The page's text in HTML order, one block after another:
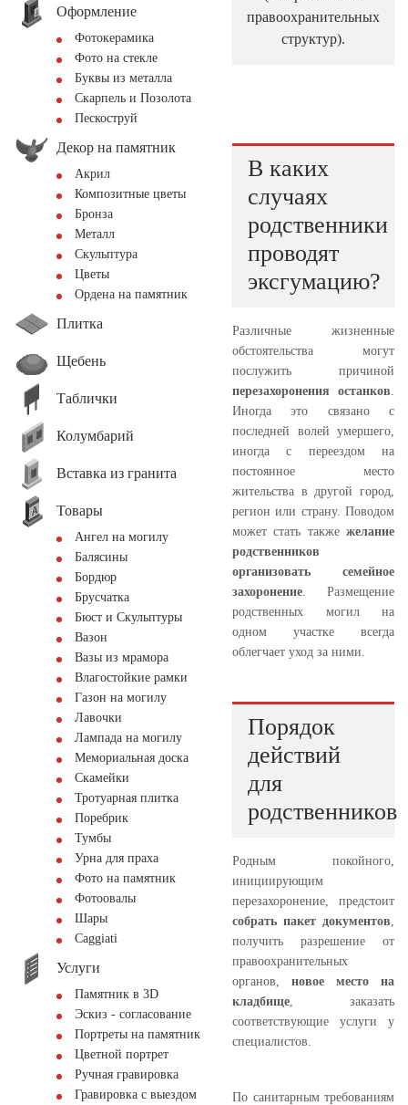
Оформление
Фотокерамика
Фото на стекле
Буквы из металла
Скарпель и Позолота
Пескоструй
Декор на памятник
Акрил
Композитные цветы
Бронза
Металл
Скульптура
Цветы
Ордена на памятник
Плитка
Щебень
Таблички
Колумбарий
Вставка из гранита
Товары
Ангел на могилу
Балясины
Бордюр
Брусчатка
Бюст и Скульптуры
Вазон
Вазы из мрамора
Влагостойкие рамки
Газон на могилу
Лавочки
Лампада на могилу
Мемориальная доска
Скамейки
Тротуарная плитка
Поребрик
Тумбы
Урна для праха
Фото на памятник
Фотоовалы
Шары
Сaggiati
Услуги
Памятник в 3D
Эскиз - согласование
Портреты на памятник
Цветной портрет
Ручная гравировка
Гравировка с выездом
правоохранительных
структур).
В каких
случаях
родственники
проводят
эксгумацию?
Различные жизненные
обстоятельства могут
послужить причиной
перезахоронения останков
Иногда это связано с
последней волей умершего,
иногда с переездом на
постоянное место
жительства в другой город,
регион или страну. Поводом
может стать также желание
родственников
организовать семейное
захоронение . Размещение
родственных могил на
одном участке всегда
облегчает уход за ними.
Порядок
действий
для
родственников
Родным покойного,
инициирующим
перезахоронение, предстоит
собрать пакет документов
получить разрешение от
правоохранительных
органов, новое место на
кладбище , заказать
соответствующие услуги у
специалистов.
По санитарным требованиям